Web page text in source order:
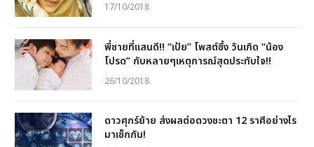
17/10/2018
พี่ชายที่แสนดี!! “เป้ย” โพสต์ซึ้ง วันเกิด “น้อง
โปรด” กับหลายๆเหตุการณ์สุดประทับใจ!!
26/10/2018
ดาวศุกร์ย้าย ส่งผลต่อดวงชะตา 12 ราศีอย่างไร
มาเช็กกัน!